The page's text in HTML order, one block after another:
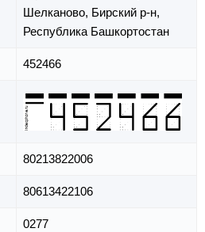
Шелканово, Бирский р-н,
Республика Башкортостан
452466
80213822006
80613422106
0277